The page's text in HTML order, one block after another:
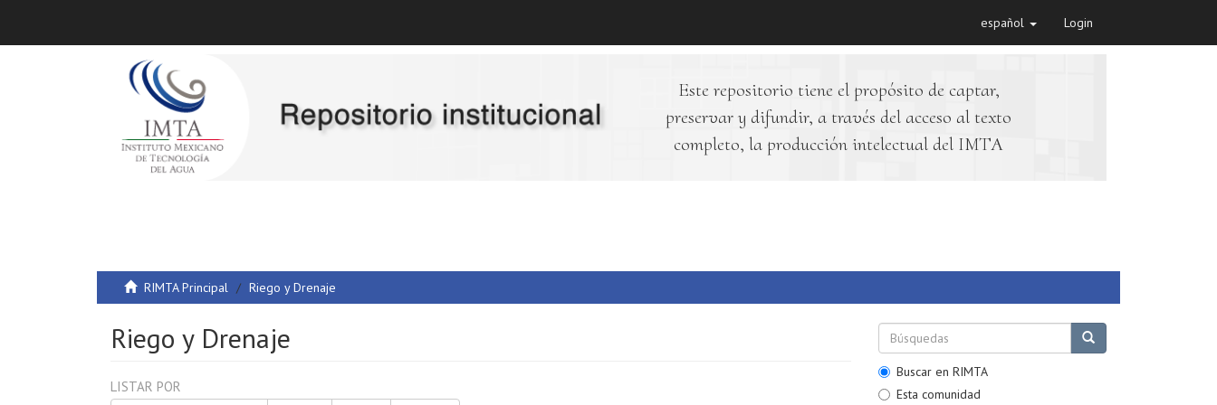
español Login
Este repositorio tiene el propósito de captar,
preservar y difundir, a través del acceso al texto
completo, la producción intelectual del IMTA
RIMTA Principal Riego y Drenaje
Riego y Drenaje
LISTAR POR
Buscar en RIMTA
Esta comunidad